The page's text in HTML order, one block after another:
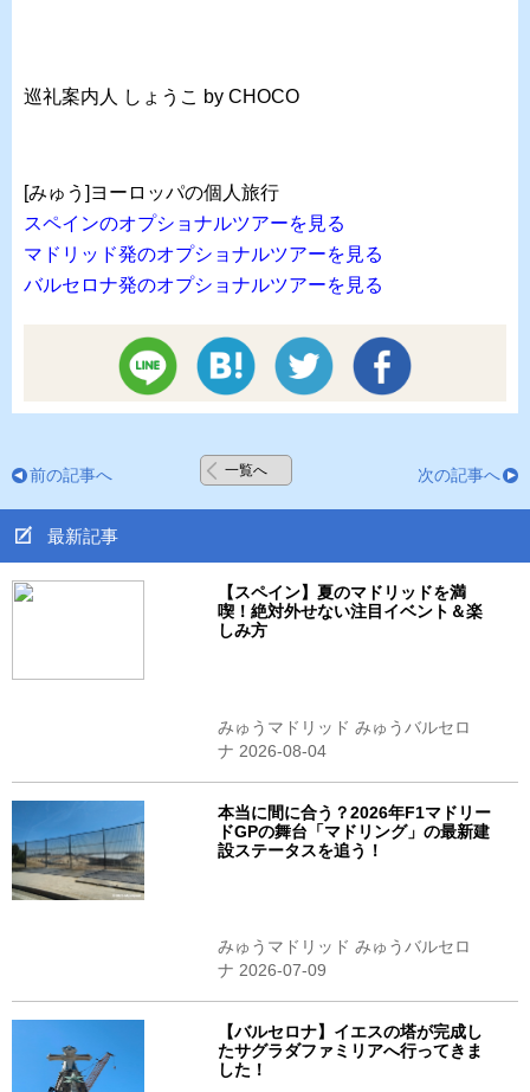
巡礼案内人 しょうこ by CHOCO
[みゅう]ヨーロッパの個人旅行
スペインのオプショナルツアーを見る
マドリッド発のオプショナルツアーを見る
バルセロナ発のオプショナルツアーを見る
前の記事へ 一覧へ 次の記事へ
最新記事
【スペイン】夏のマドリッドを満
喫！絶対外せない注目イベント＆楽
しみ方
みゅうマドリッド みゅうバルセロ
ナ 2026-08-04
本当に間に合う？2026年F1マドリー
ドGPの舞台「マドリング」の最新建
設ステータスを追う！
みゅうマドリッド みゅうバルセロ
ナ 2026-07-09
【バルセロナ】イエスの塔が完成し
たサグラダファミリアへ行ってきま
した！